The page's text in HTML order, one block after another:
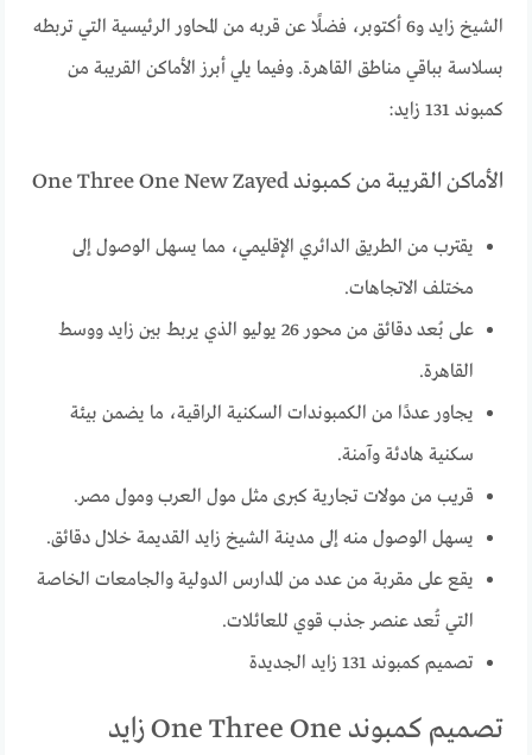
الشيخ زايد و6 أكتوبر، فضلًا عن قربه من المحاور الرئيسية التي تربطه
بسلاسة بباقي مناطق القاهرة. وفيما يلي أبرز الأماكن القريبة من
كمبوند 131 زايد:
الأماكن القريبة من كمبوند One Three One New Zayed
يقترب من الطريق الدائري الإقليمي، مما يسهل الوصول إلى
مختلف الاتجاهات.
على بُعد دقائق من محور 26 يوليو الذي يربط بين زايد ووسط
القاهرة.
يجاور عددًا من الكمبوندات السكنية الراقية، ما يضمن بيئة
سكنية هادئة وآمنة.
قريب من مولات تجارية كبرى مثل مول العرب ومول مصر.
يسهل الوصول منه إلى مدينة الشيخ زايد القديمة خلال دقائق.
يقع على مقربة من عدد من المدارس الدولية والجامعات الخاصة
التي تُعد عنصر جذب قوي للعائلات.
تصميم كمبوند 131 زايد الجديدة
تصميم كمبوند One Three One زايد